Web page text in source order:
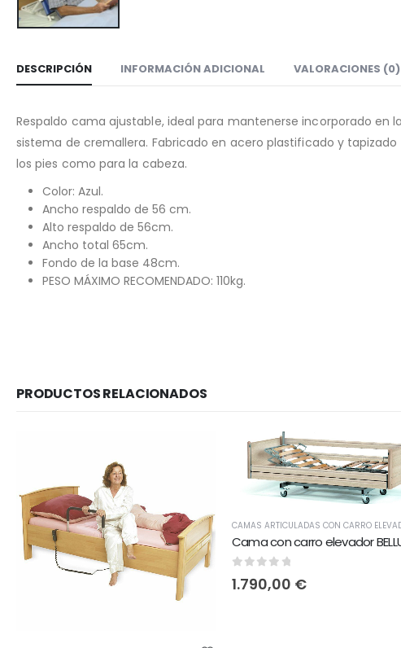
DESCRIPCIÓN INFORMACIÓN ADICIONAL VALORACIONES (0)
Respaldo cama ajustable, ideal para mantenerse incorporado en
sistema de cremallera. Fabricado en acero plastificado y
los pies como para la cabeza.
Color: Azul.
Ancho respaldo de 56 cm.
Alto respaldo de 56cm.
Ancho total 65cm.
Fondo de la base 48cm.
PESO MÁXIMO RECOMENDADO: 110kg.
PRODUCTOS RELACIONADOS
CAMAS ARTICULADAS CON CARRO
Cama con carro elevador
out of 5
1.790,00 €